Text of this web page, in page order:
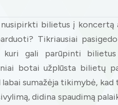
bilietus į
Tikriausiai
kuri gali parūpinti
botai užplūsta bilietų
sumažėja tikimybė,
didina spaudimą